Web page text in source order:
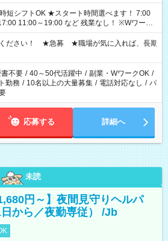
ート時間選べます！ 7:00
11:00～19:00 など 残業なし！ ※Wワーク
事と合わせ週40時間超の就業はご案内できま
き、週20時間以上勤務は社会保険への加入対
働者派遣法（日雇い派遣の原則禁止）によ
間の就業はご案内が難しい場合があります
ください！ ★急募 ★職場が気に入れば、長期
書不要 / 40～50代活躍中 / 副業・WワークOK /
勤務 / 10名以上の大量募集 / 電話対応なし / パ
応募する 詳細へ
未読
円～】夜間見守りヘルパ
から／夜勤専従） /Jb